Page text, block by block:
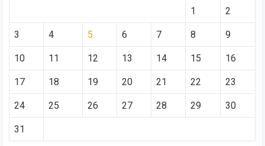
1 2
3 4 5 6 7 8 9
10 11 12 13 14 15 16
17 18 19 20 21 22 23
24 25 26 27 28 29 30
31